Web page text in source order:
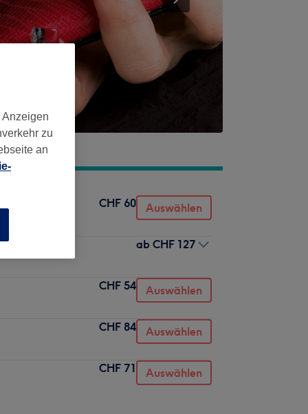
CHF 60 Auswählen
ab CHF 127
CHF 54 Auswählen
CHF 84 Auswählen
CHF 71 Auswählen
zu
an